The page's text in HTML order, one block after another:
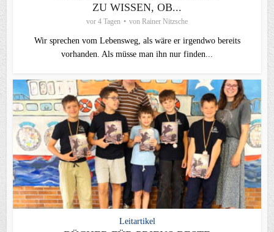
ZU WISSEN, OB...
vor 4 Tagen von Rainer Nitzsche
Wir sprechen vom Lebensweg, als wäre er irgendwo bereits
vorhanden. Als müsse man ihn nur finden...
Leitartikel